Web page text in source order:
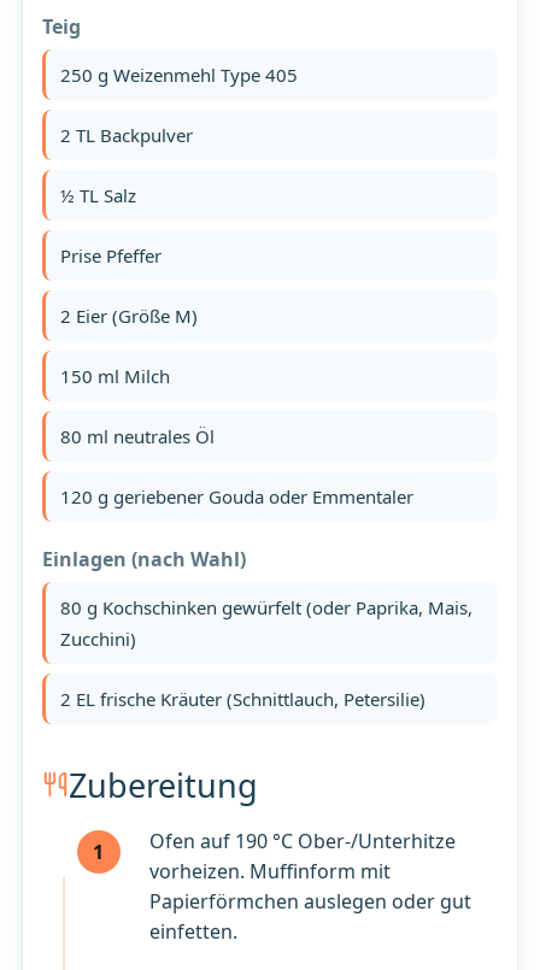
Teig
250 g Weizenmehl Type 405
2 TL Backpulver
½ TL Salz
Prise Pfeffer
2 Eier (Größe M)
150 ml Milch
80 ml neutrales Öl
120 g geriebener Gouda oder Emmentaler
Einlagen (nach Wahl)
80 g Kochschinken gewürfelt (oder Paprika, Mais,
Zucchini)
2 EL frische Kräuter (Schnittlauch, Petersilie)
Zubereitung
1
Ofen auf 190 °C Ober-/Unterhitze
vorheizen. Muffinform mit
Papierförmchen auslegen oder gut
einfetten.